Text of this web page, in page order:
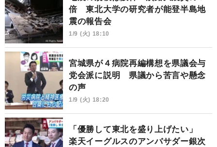
倍 東北大学の研究者が能登半島地
震の報告会
1/9 (火) 18:10
宮城県が４病院再編構想を県議会与
党会派に説明 県議から苦言や懸念
の声
1/9 (火) 18:20
「優勝して東北を盛り上げたい」
楽天イーグルスのアンバサダー銀次